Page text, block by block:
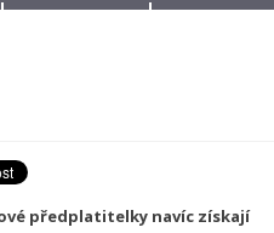
předplatitelky navíc získají